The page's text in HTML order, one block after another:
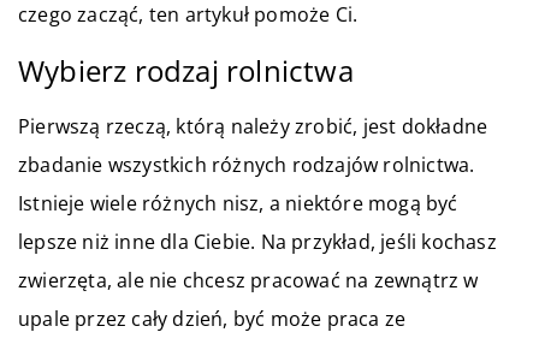
czego zacząć, ten artykuł pomoże Ci.
Wybierz rodzaj rolnictwa
Pierwszą rzeczą, którą należy zrobić, jest dokładne
zbadanie wszystkich różnych rodzajów rolnictwa.
Istnieje wiele różnych nisz, a niektóre mogą być
lepsze niż inne dla Ciebie. Na przykład, jeśli kochasz
zwierzęta, ale nie chcesz pracować na zewnątrz w
upale przez cały dzień, być może praca ze